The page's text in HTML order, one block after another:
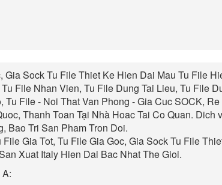
Sock Tu File Thiet Ke Hien Dai Mau Tu File
File Nhan Vien, Tu File Dung Tai Lieu, Tu File
Tu File - Noi That Van Phong -Gia Cuc SOCK,
Thanh Toan Tại Nhà Hoac Tai Co Quan.
Bao Tri San Pham Tron Doi.
Gia Tot, Tu File Gia Goc, Gia Sock Tu File
Xuat Italy Hien Dai Bac Nhat The Gioi.